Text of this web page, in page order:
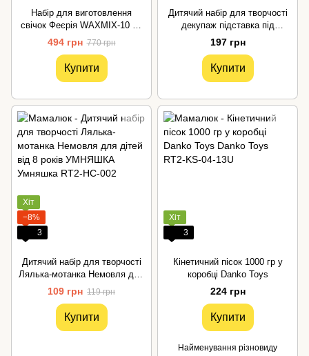
Набір для виготовлення
свічок Феєрія WAXMIX-10 10
аркушів 20*26 см гніт 2 штуки
Bambi
494 грн 770 грн
Купити
Дитячий набір для творчості
декупаж підставка під
телефон УМНЯШКА
197 грн
Купити
Хіт
−8%
3
Дитячий набір для творчості
Лялька-мотанка Немовля для
дітей від 8 років УМНЯШКА
109 грн 119 грн
Купити
Хіт
3
Кінетичний пісок 1000 гр у
коробці Danko Toys
224 грн
Купити
Найменування різновиду